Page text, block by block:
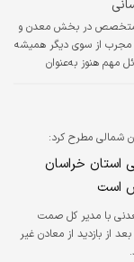
و متخصص در بخش معدن و
مجرب از سوی دیگر همیشه
مهم هنوز به‌عنوان
کیفی و علاقه‌‌‌‌مند خود
شمالی مطرح کرد:
استان خراسان
است
با مدیر کل صمت
از بازدید از معادن غیر